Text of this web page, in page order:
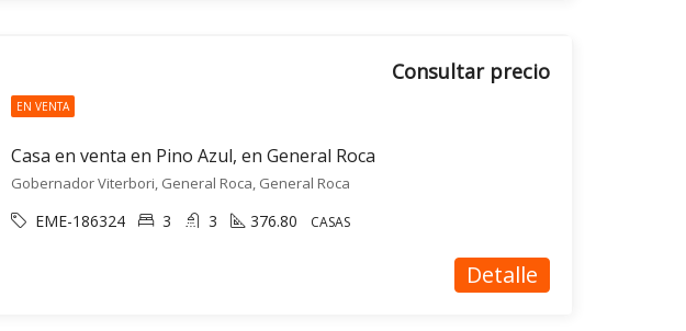
EN VENTA
Casa en venta en Pino Azul, en General Roca
Consultar precio
Gobernador Viterbori, General Roca, General Roca
EME-186324 3 3 376.80 CASAS
Detalle